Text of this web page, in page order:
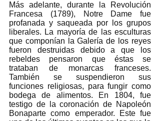
Más adelante, durante la Revolución
Francesa (1789), Notre Dame fue
profanada y saqueada por los grupos
liberales. La mayoría de las esculturas
que componían la Galería de los reyes
fueron destruidas debido a que los
rebeldes pensaron que éstas se
trataban de monarcas franceses.
También se suspendieron sus
funciones religiosas, para fungir como
bodega de alimentos. En 1804, fue
testigo de la coronación de Napoleón
Bonaparte como emperador. Este fue